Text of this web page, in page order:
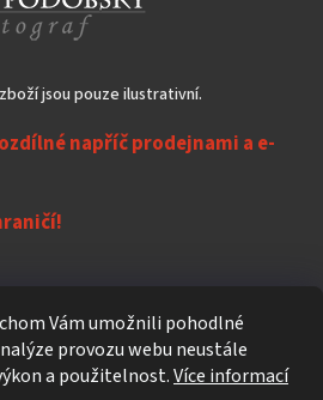
Vám umožnili pohodlné
provozu webu neustále
a použitelnost.Více informací
jsou pouze ilustrativní.
napříč prodejnami a e-
Vytvořil Shoptet